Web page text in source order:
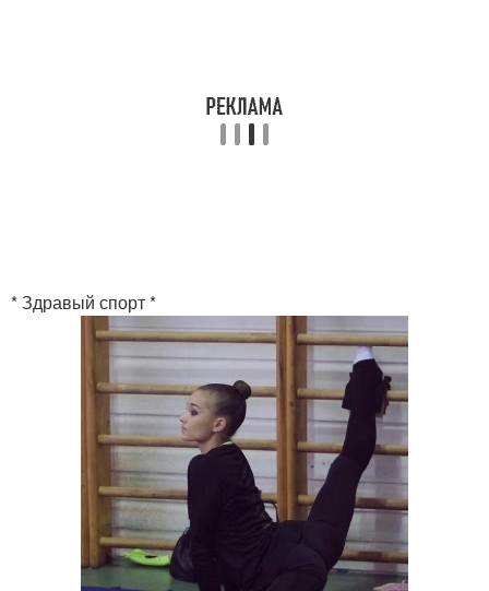
* Здравый спорт *